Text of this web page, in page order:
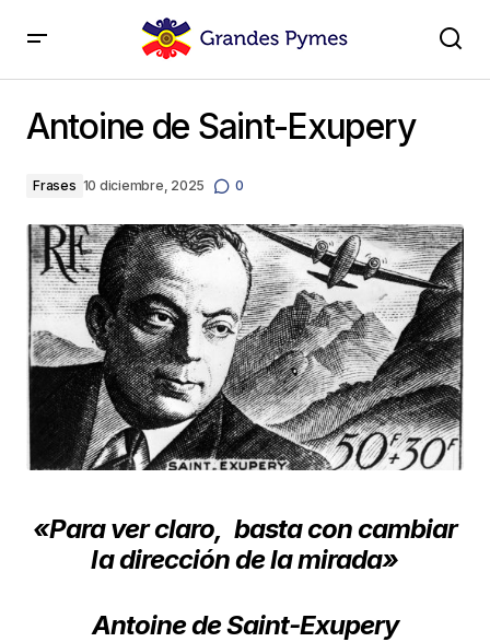
Antoine de Saint-Exupery
Frases 10 diciembre, 2025 0
«Para ver claro, basta con cambiar
la dirección de la mirada»
Antoine de Saint-Exupery